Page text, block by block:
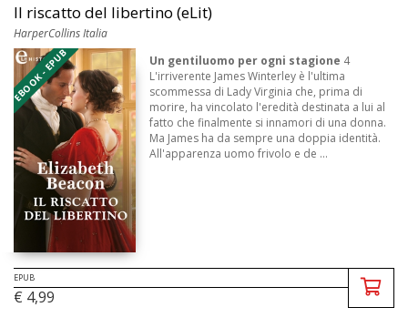
Il riscatto del libertino (eLit)
HarperCollins Italia
EBOOK - EPUB Un gentiluomo per ogni stagione 4
L'irriverente James Winterley è l'ultima
scommessa di Lady Virginia che, prima di
morire, ha vincolato l'eredità destinata a lui al
fatto che finalmente si innamori di una donna.
Ma James ha da sempre una doppia identità.
All'apparenza uomo frivolo e de ...
EPUB
€ 4,99